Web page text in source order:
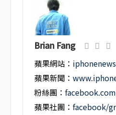
Brian Fang
蘋果網站：
蘋果新聞：
粉絲團：
蘋果社團：facebook/